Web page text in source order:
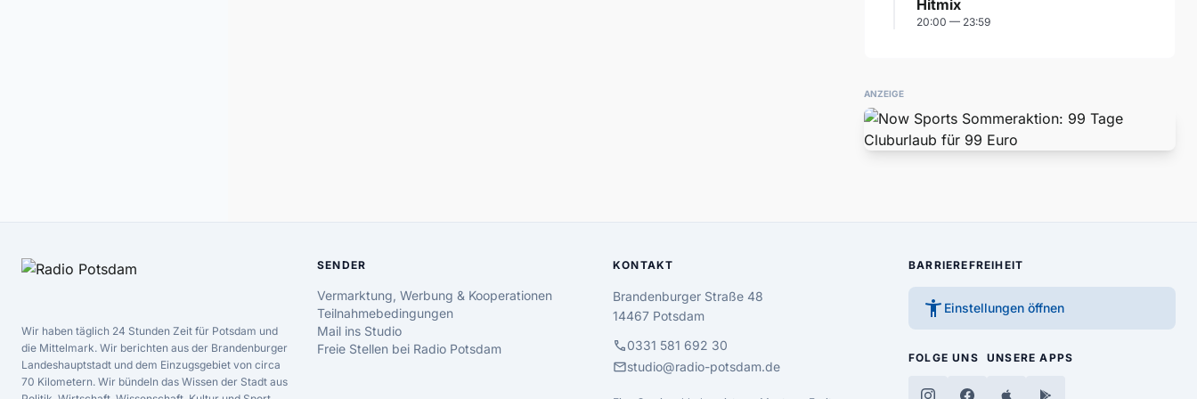
Hitmix
20:00 — 23:59
ANZEIGE
Wir haben täglich 24 Stunden Zeit für Potsdam und
die Mittelmark. Wir berichten aus der Brandenburger
Landeshauptstadt und dem Einzugsgebiet von circa
70 Kilometern. Wir bündeln das Wissen der Stadt aus
SENDER
Vermarktung, Werbung & Kooperationen
Teilnahmebedingungen
Mail ins Studio
Freie Stellen bei Radio Potsdam
KONTAKT
Brandenburger Straße 48
14467 Potsdam
call0331 581 692 30
mailstudio@radio-potsdam.de
BARRIEREFREIHEIT
accessibility_new Einstellungen öffnen
FOLGE UNS UNSERE APPS